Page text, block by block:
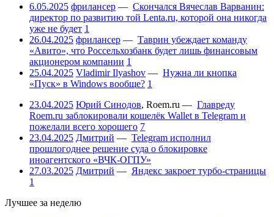
6.05.2025 фрилансер — Скончался Вячеслав Варванин:
директор по развитию той Lenta.ru, которой она никогда
уже не будет 1
26.04.2025 фрилансер — Таврин убеждает команду
«Авито», что Россельхозбанк будет лишь финансовым
акционером компании 1
25.04.2025 Vladimir Ilyashov — Нужна ли кнопка
«Пуск» в Windows вообще? 1
23.04.2025 Юрий Синодов, Roem.ru — Главреду
Roem.ru заблокировали кошелёк Wallet в Telegram и
пожелали всего хорошего 7
23.04.2025 Дмитрий — Telegram исполнил
прошлогоднее решение суда о блокировке
иноагентского «ВЧК-ОГПУ»
27.03.2025 Дмитрий — Яндекс закроет турбо-страницы
1
Лучшее за неделю